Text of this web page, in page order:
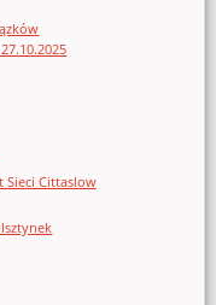
Sieci Cittaslow